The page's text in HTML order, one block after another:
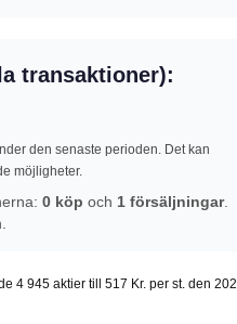
transaktioner):
den senaste perioden. Det kan
möjligheter.
0 köp och 1 försäljningar.
4 945 aktier till 517 Kr. per st. den